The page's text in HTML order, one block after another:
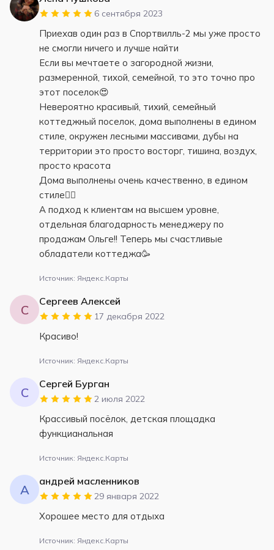
6 сентября 2023
Приехав один раз в Спортвилль-2 мы уже просто
не смогли ничего и лучше найти
Если вы мечтаете о загородной жизни,
размеренной, тихой, семейной, то это точно про
этот поселок😍
Невероятно красивый, тихий, семейный
коттеджный поселок, дома выполнены в едином
стиле, окружен лесными массивами, дубы на
территории это просто восторг, тишина, воздух,
просто красота
Дома выполнены очень качественно, в едином
стиле👍🏻
А подход к клиентам на высшем уровне,
отдельная благодарность менеджеру по
продажам Ольге!! Теперь мы счастливые
обладатели коттеджа🥳
Источник: Яндекс.Карты
С
Сергеев Алексей
17 декабря 2022
Красиво!
Источник: Яндекс.Карты
С
Сергей Бурган
2 июля 2022
Крассивый посёлок, детская площадка
функцианальная
Источник: Яндекс.Карты
А
андрей масленников
29 января 2022
Хорошее место для отдыха
Источник: Яндекс.Карты